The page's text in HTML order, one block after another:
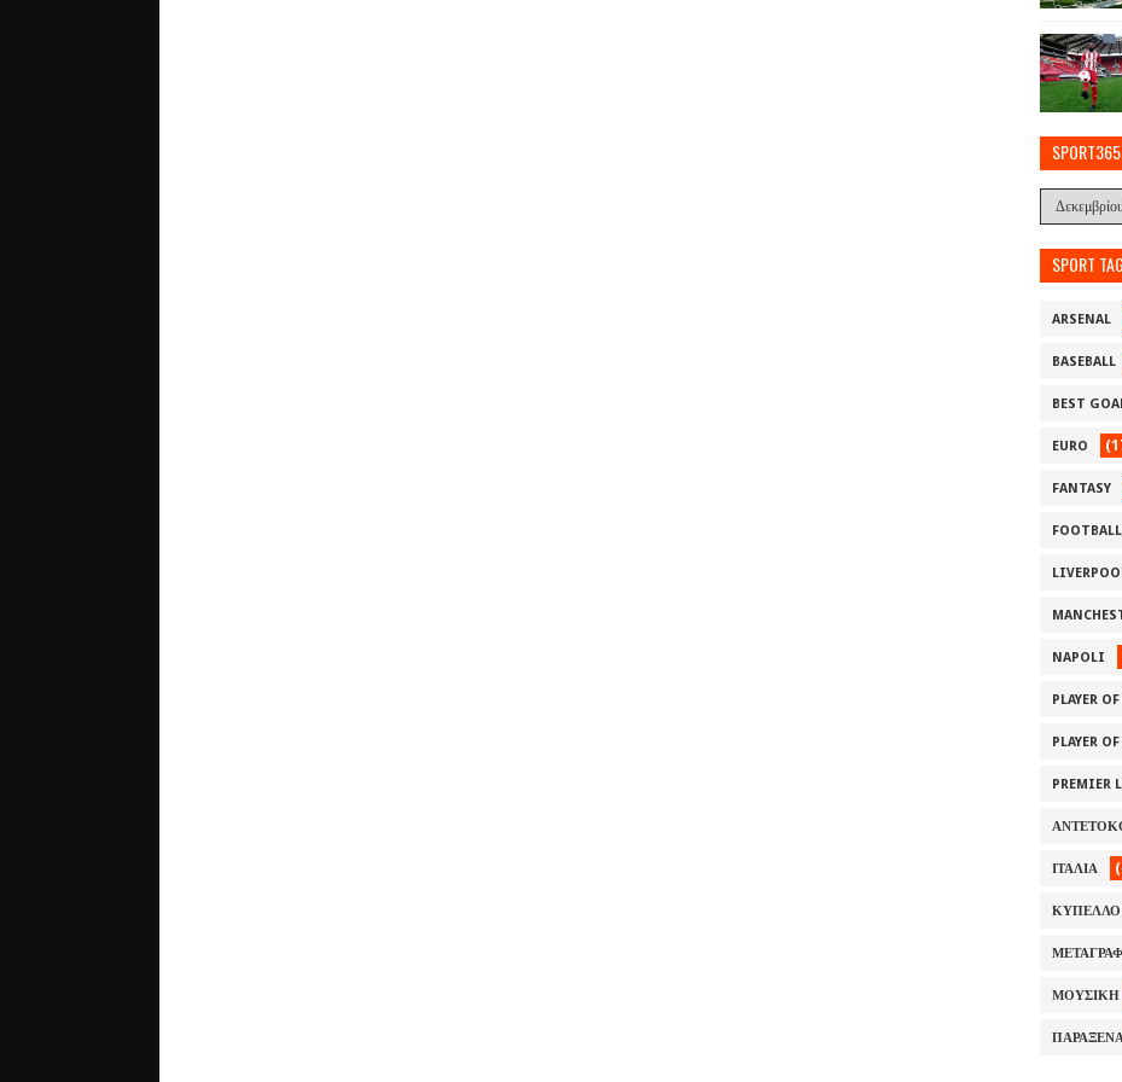
SPORT
ARSENAL
BASEBALL
BEST
EURO
FANTASY
NAPOLI
PLAYER
PLAYER
PREMIER
ΙΤΑΛΙΑ
ΜΟΥΣΙΚΗ